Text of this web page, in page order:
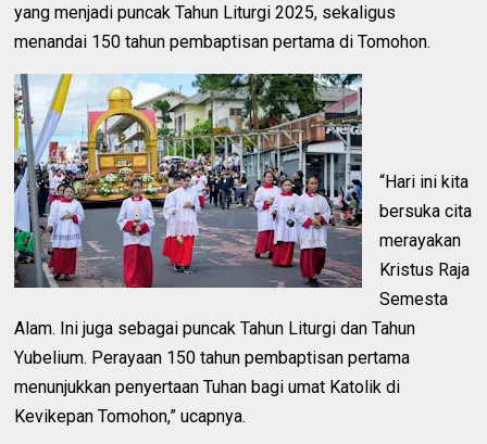
yang menjadi puncak Tahun Liturgi 2025, sekaligus
menandai 150 tahun pembaptisan pertama di Tomohon.
“Hari ini kita
bersuka cita
merayakan
Kristus Raja
Semesta
Alam. Ini juga sebagai puncak Tahun Liturgi dan Tahun
Yubelium. Perayaan 150 tahun pembaptisan pertama
menunjukkan penyertaan Tuhan bagi umat Katolik di
Kevikepan Tomohon,” ucapnya.